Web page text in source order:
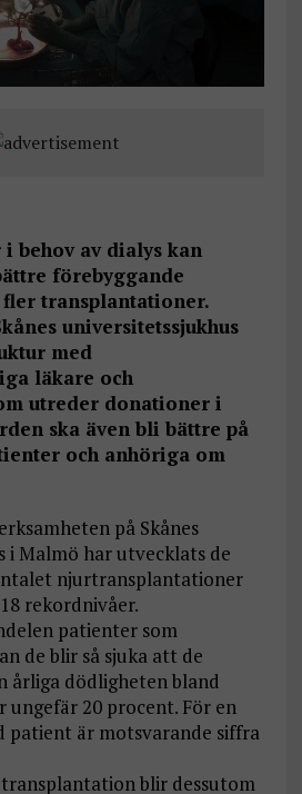
behov av dialys kan
förebyggande
transplantationer.
universitetssjukhus
med
läkare och
utreder donationer i
ska även bli bättre på
och anhöriga om
på Skånes
i Malmö har utvecklats de
njurtransplantationer
rekordnivåer.
patienter som
de blir så sjuka att de
årliga dödligheten bland
ungefär 20 procent. För en
patient är motsvarande siffra
blir dessutom